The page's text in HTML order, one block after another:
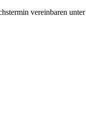
vereinbaren unter